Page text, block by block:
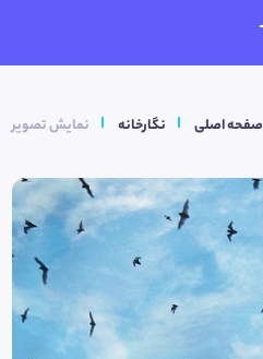
صفحه اصلی نگارخانه نمایش تصویر